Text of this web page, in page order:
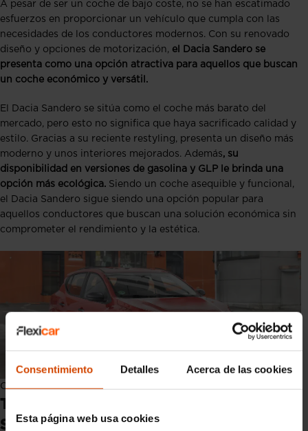
Consentimiento Detalles Acerca de las cookies
Esta página web usa cookies
A pesar de ser un coche de bajo coste, no se han escatimado
esfuerzos en proporcionar un vehículo que cumpla con las
necesidades de los conductores modernos. Con su renovado
diseño y opciones de motorización, el Dacia Sandero se
presenta como una opción atractiva para aquellos que buscan
un coche económico y versátil.
El Dacia Sandero se sitúa como el coche más barato del
mercado, pero esto no significa que haya sacrificado calidad y
estilo. Gracias a su reciente restyling, presenta un diseño más
moderno y unos interiores mejorados. Además, su
disponibilidad en versiones de gasolina y GLP le brinda una
opción más ecológica. Siendo un coche asequible y funcional,
el Dacia Sandero sigue siendo una opción popular para
aquellos conductores que buscan una solución económica sin
comprometer el rendimiento y la estética.
Coches más baratos: Dacia Sandero
Top coches más baratos: Dacia
Sandero Stepway (14.720 €)